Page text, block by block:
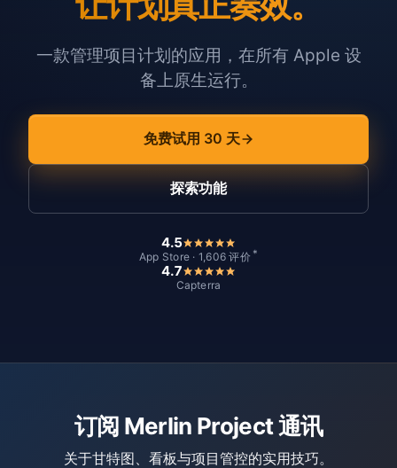
一款管理项目计划的应用，在所有 Apple 设
备上原生运行。
免费试用 30 天
探索功能
4.5
App Store · 1,606 评价 *
4.7
Capterra
订阅 Merlin Project 通讯
关于甘特图、看板与项目管控的实用技巧。